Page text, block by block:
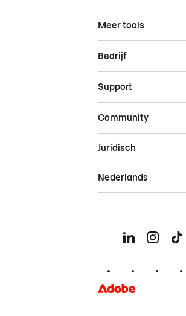
Meer tools
Bedrijf
Support
Community
Juridisch
Nederlands